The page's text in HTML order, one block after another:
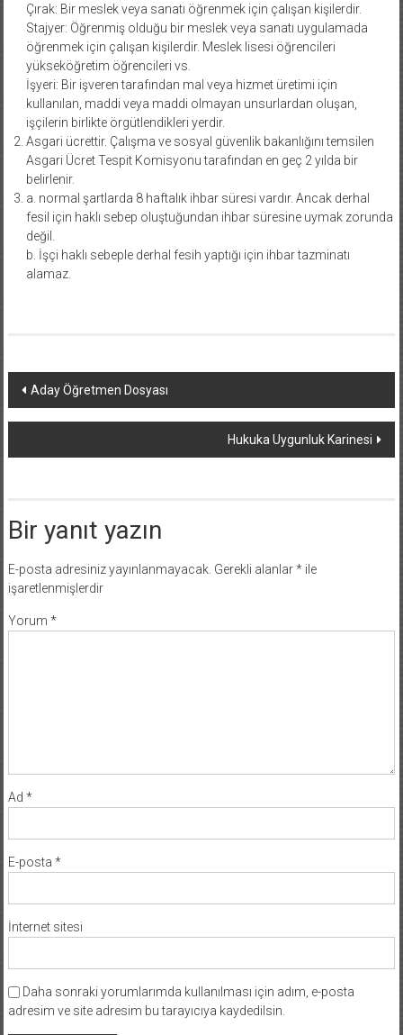
Çırak: Bir meslek veya sanatı öğrenmek için çalışan kişilerdir.
Stajyer: Öğrenmiş olduğu bir meslek veya sanatı uygulamada
öğrenmek için çalışan kişilerdir. Meslek lisesi öğrencileri
yükseköğretim öğrencileri vs.
İşyeri: Bir işveren tarafından mal veya hizmet üretimi için
kullanılan, maddi veya maddi olmayan unsurlardan oluşan,
işçilerin birlikte örgütlendikleri yerdir.
Asgari ücrettir. Çalışma ve sosyal güvenlik bakanlığını temsilen
Asgari Ücret Tespit Komisyonu tarafından en geç 2 yılda bir
belirlenir.
a. normal şartlarda 8 haftalık ihbar süresi vardır. Ancak derhal
fesil için haklı sebep oluştuğundan ihbar süresine uymak zorunda
değil.
b. İşçi haklı sebeple derhal fesih yaptığı için ihbar tazminatı
alamaz.
Yazı
dolaşımı
Aday Öğretmen Dosyası
Hukuka Uygunluk Karinesi
Bir yanıt yazın
E-posta adresiniz yayınlanmayacak. Gerekli alanlar*ile
işaretlenmişlerdir
Yorum *
Ad *
E-posta *
İnternet sitesi
Daha sonraki yorumlarımda kullanılması için adım, e-posta
adresim ve site adresim bu tarayıcıya kaydedilsin.